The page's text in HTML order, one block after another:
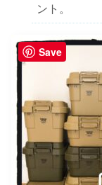
ント。
Save